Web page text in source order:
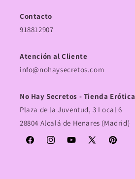
Contacto
918812907
Atención al Cliente
info@nohaysecretos.com
No Hay Secretos - Tienda Erótica
Plaza de la Juventud, 3 Local 6
28804 Alcalá de Henares (Madrid)
FacebookInstagramYouTube
X
Pinterest